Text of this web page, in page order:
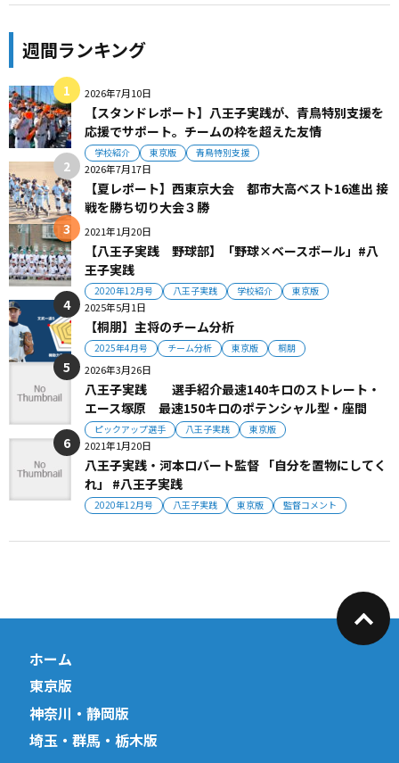
週間ランキング
2026年7月10日
【スタンドレポート】八王子実践が、青鳥特別支援を
応援でサポート。チームの枠を超えた友情
学校紹介 東京版 青鳥特別支援
2026年7月17日
【夏レポート】西東京大会 都市大高ベスト16進出 接
戦を勝ち切り大会３勝
2021年1月20日
【八王子実践 野球部】「野球×ベースボール」#八
王子実践
2020年12月号 八王子実践 学校紹介 東京版
2025年5月1日
【桐朋】主将のチーム分析
2025年4月号 チーム分析 東京版 桐朋
2026年3月26日
八王子実践 選手紹介最速140キロのストレート・
エース塚原 最速150キロのポテンシャル型・座間
ピックアップ選手 八王子実践 東京版
2021年1月20日
八王子実践・河本ロバート監督 「自分を置物にしてく
れ」 #八王子実践
2020年12月号 八王子実践 東京版 監督コメント
ホーム
東京版
神奈川・静岡版
埼玉・群馬・栃木版